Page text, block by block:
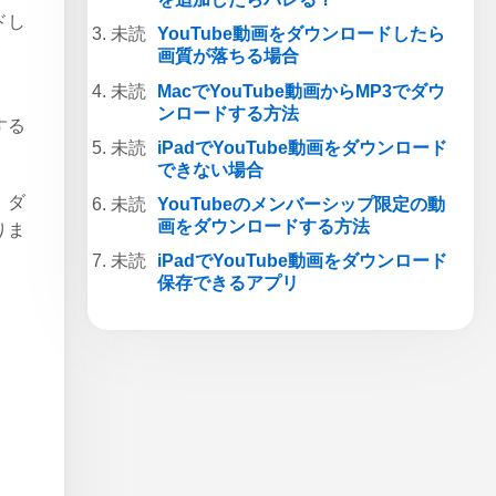
し
る
ダ
ま
YouTube動画をダウンロードしたら
画質が落ちる場合
MacでYouTube動画からMP3でダウ
ンロードする方法
iPadでYouTube動画をダウンロード
できない場合
YouTubeのメンバーシップ限定の動
画をダウンロードする方法
iPadでYouTube動画をダウンロード
保存できるアプリ